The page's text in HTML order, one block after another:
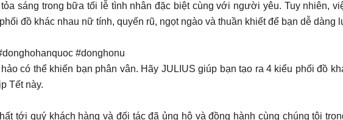
sáng trong bữa tối lễ tình nhân đặc biệt cùng với người yêu. Tuy nhiên,
đồ khác nhau nữ tính, quyến rũ, ngọt ngào và thuần khiết để bạn dễ dàng
#donghonu
có thể khiến bạn phân vân. Hãy JULIUS giúp bạn tạo ra 4 kiểu phối đồ
Tết này.
tới quý khách hàng và đối tác đã ủng hộ và đồng hành cùng chúng tôi